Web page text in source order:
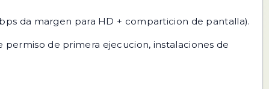
da margen para HD + comparticion de pantalla).
permiso de primera ejecucion, instalaciones de